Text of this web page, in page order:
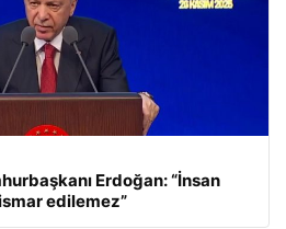
Erdoğan: “İnsan
edilemez”